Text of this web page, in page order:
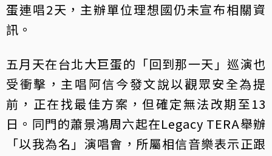
蛋連唱2天，主辦單位理想國仍未宣布相關資
訊。
五月天在台北大巨蛋的「回到那一天」巡演也
受衝擊，主唱阿信今發文說以觀眾安全為提
前，正在找最佳方案，但確定無法改期至13
日。同門的蕭景鴻周六起在Legacy TERA舉辦
「以我為名」演唱會，所屬相信音樂表示正跟